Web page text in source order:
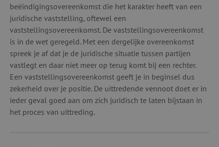
beëindigingsovereenkomst die het karakter heeft van een
juridische vaststelling, oftewel een
vaststellingsovereenkomst. De vaststellingsovereenkomst
is in de wet geregeld. Met een dergelijke overeenkomst
spreek je af dat je de juridische situatie tussen partijen
vastlegt en daar niet meer op terug komt bij een rechter.
Een vaststellingsovereenkomst geeft je in beginsel dus
zekerheid over je positie. De uittredende vennoot doet er in
ieder geval goed aan om zich juridisch te laten bijstaan in
het proces van uittreding.